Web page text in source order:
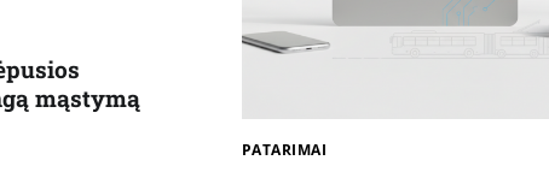
mąstymą
PATARIMAI